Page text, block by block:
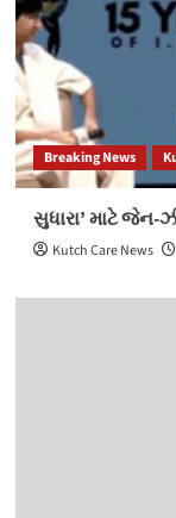
Breaking News
સુધારા’ માટે
Kutch Care News